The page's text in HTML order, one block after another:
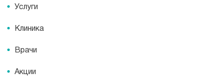
Услуги
Клиника
Врачи
Акции